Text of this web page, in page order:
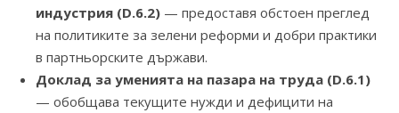
индустрия (D.6.2) — предоставя обстоен преглед
на политиките за зелени реформи и добри практики
в партньорските държави.
Доклад за уменията на пазара на труда (D.6.1)
— обобщава текущите нужди и дефицити на